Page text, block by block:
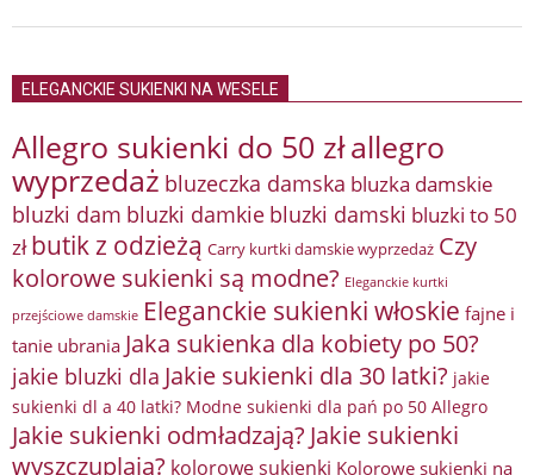
ELEGANCKIE SUKIENKI NA WESELE
Allegro sukienki do 50 złallegro
wyprzedaż bluzeczka damska bluzka damskie
bluzki dam bluzki damkie bluzki damski bluzki to 50
zł butik z odzieżą Carry kurtki damskie wyprzedaż Czy
kolorowe sukienki są modne? Eleganckie kurtki
przejściowe damskie Eleganckie sukienki włoskie fajne i
tanie ubrania Jaka sukienka dla kobiety po 50?
jakie bluzki dla Jakie sukienki dla 30 latki? jakie
sukienki dl a 40 latki? Modne sukienki dla pań po 50 Allegro
Jakie sukienki odmładzają? Jakie sukienki
wyszczuplają? kolorowe sukienki Kolorowe sukienki na